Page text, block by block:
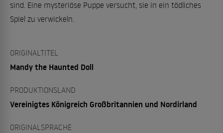
sind. Eine mysteriöse Puppe versucht, sie in ein tödliches
Spiel zu verwickeln.
ORIGINALTITEL
Mandy the Haunted Doll
PRODUKTIONSLAND
Vereinigtes Königreich Großbritannien und Nordirland
ORIGINALSPRACHE